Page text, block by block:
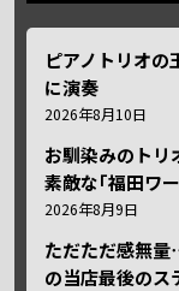
ピアノトリオの
に演奏
2026年8月10日
お馴染みのトリ
素敵な｢福田ワ
2026年8月9日
ただただ感無
の当店最後のス